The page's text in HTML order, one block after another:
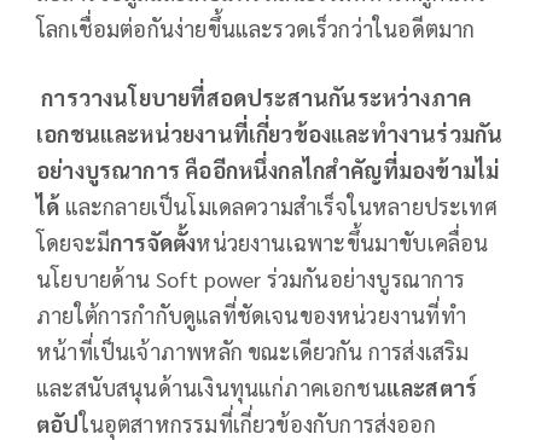
โลกเชื่อมต่อกันง่ายขึ้นและรวดเร็วกว่าในอดีตมาก
การวางนโยบายที่สอดประสานกันระหว่างภาค
เอกชนและหน่วยงานที่เกี่ยวข้องและทำงานร่วมกัน
อย่างบูรณาการ คืออีกหนึ่งกลไกสำคัญที่มองข้ามไม่
ได้ และกลายเป็นโมเดลความสำเร็จในหลายประเทศ
โดยจะมีการจัดตั้งหน่วยงานเฉพาะขึ้นมาขับเคลื่อน
นโยบายด้าน Soft power ร่วมกันอย่างบูรณาการ
ภายใต้การกำกับดูแลที่ชัดเจนของหน่วยงานที่ทำ
หน้าที่เป็นเจ้าภาพหลัก ขณะเดียวกัน การส่งเสริม
และสนับสนุนด้านเงินทุนแก่ภาคเอกชนและสตาร์
ตอัปในอุตสาหกรรมที่เกี่ยวข้องกับการส่งออก